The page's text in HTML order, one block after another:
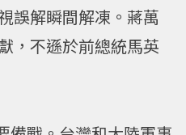
誤解瞬間解凍。蔣萬
，不遜於前總統馬英